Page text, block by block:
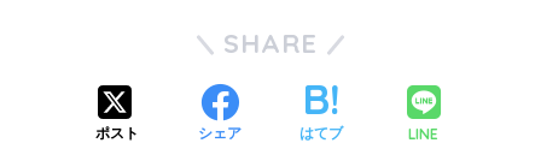
SHARE
ポスト シェア はてブ LINE